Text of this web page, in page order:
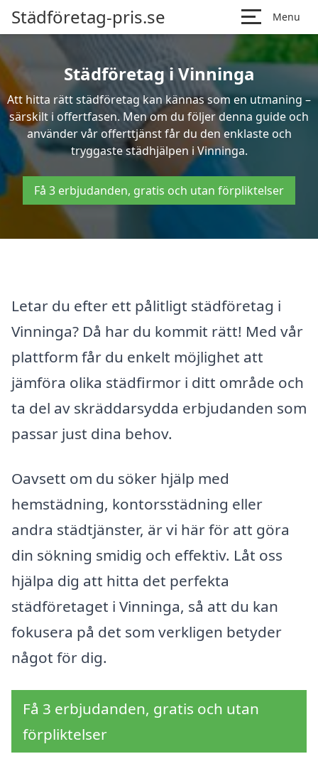
Städföretag-pris.se Menu
Städföretag i Vinninga
Att hitta rätt städföretag kan kännas som en utmaning –
särskilt i offertfasen. Men om du följer denna guide och
använder vår offerttjänst får du den enklaste och
tryggaste städhjälpen i Vinninga.
Få 3 erbjudanden, gratis och utan förpliktelser
Letar du efter ett pålitligt städföretag i
Vinninga? Då har du kommit rätt! Med vår
plattform får du enkelt möjlighet att
jämföra olika städfirmor i ditt område och
ta del av skräddarsydda erbjudanden som
passar just dina behov.
Oavsett om du söker hjälp med
hemstädning, kontorsstädning eller
andra städtjänster, är vi här för att göra
din sökning smidig och effektiv. Låt oss
hjälpa dig att hitta det perfekta
städföretaget i Vinninga, så att du kan
fokusera på det som verkligen betyder
något för dig.
Få 3 erbjudanden, gratis och utan
förpliktelser